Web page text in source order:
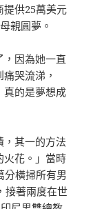
提供25萬美元
親圓夢。
，因為她一直
哭流涕，
真的是夢想成
，其一的方法
火花。」當時
分橫掃所有男
接著兩度在世